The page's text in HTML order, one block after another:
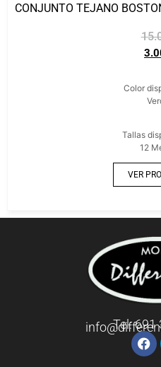
CONJUNTO TEJANO
Color
Tallas
12
VER
Tel: 691